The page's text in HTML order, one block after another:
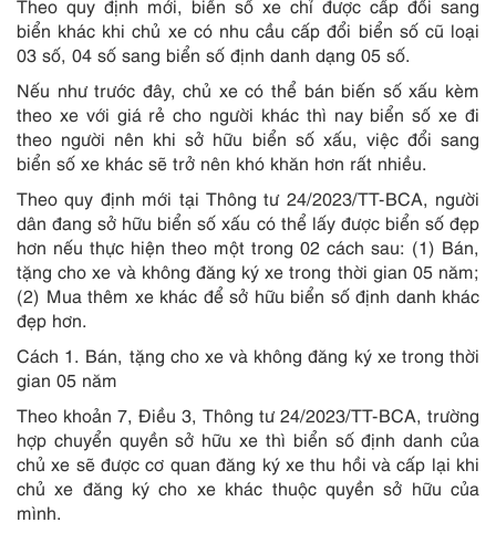
Theo quy định mới, biển số xe chỉ được cấp đổi sang
biển khác khi chủ xe có nhu cầu cấp đổi biển số cũ loại
03 số, 04 số sang biển số định danh dạng 05 số.
Nếu như trước đây, chủ xe có thể bán biến số xấu kèm
theo xe với giá rẻ cho người khác thì nay biển số xe đi
theo người nên khi sở hữu biển số xấu, việc đổi sang
biển số xe khác sẽ trở nên khó khăn hơn rất nhiều.
Theo quy định mới tại Thông tư 24/2023/TT-BCA, người
dân đang sở hữu biển số xấu có thể lấy được biển số đẹp
hơn nếu thực hiện theo một trong 02 cách sau: (1) Bán,
tặng cho xe và không đăng ký xe trong thời gian 05 năm;
(2) Mua thêm xe khác để sở hữu biển số định danh khác
đẹp hơn.
Cách 1. Bán, tặng cho xe và không đăng ký xe trong thời
gian 05 năm
Theo khoản 7, Điều 3, Thông tư 24/2023/TT-BCA, trường
hợp chuyển quyền sở hữu xe thì biển số định danh của
chủ xe sẽ được cơ quan đăng ký xe thu hồi và cấp lại khi
chủ xe đăng ký cho xe khác thuộc quyền sở hữu của
mình.